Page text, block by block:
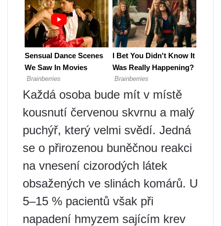
Každá osoba bude mít v místě
kousnutí červenou skvrnu a malý
puchýř, který velmi svědí. Jedná
se o přirozenou buněčnou reakci
na vnesení cizorodých látek
obsažených ve slinách komárů. U
5–15 % pacientů však při
napadení hmyzem sajícím krev